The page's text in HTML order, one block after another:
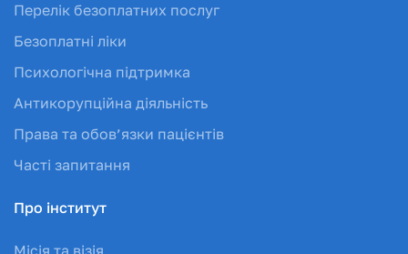
Перелік безоплатних послуг
Безоплатні ліки
Психологічна підтримка
Антикорупційна діяльність
Права та обов’язки пацієнтів
Часті запитання
Про інститут